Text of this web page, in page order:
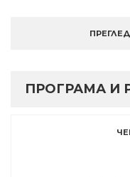
ПРОГРАМА И